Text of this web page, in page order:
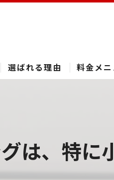
選ばれる理由 料金メニ
は、特